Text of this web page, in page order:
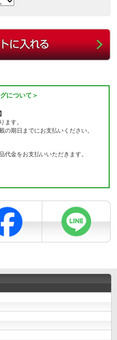
について＞
ます。
の期日までにお支払いください。
代金をお支払いいただきます。